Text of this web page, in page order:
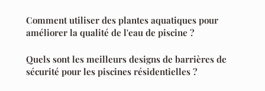
Comment utiliser des plantes aquatiques pour
améliorer la qualité de l'eau de piscine ?
Quels sont les meilleurs designs de barrières de
sécurité pour les piscines résidentielles ?